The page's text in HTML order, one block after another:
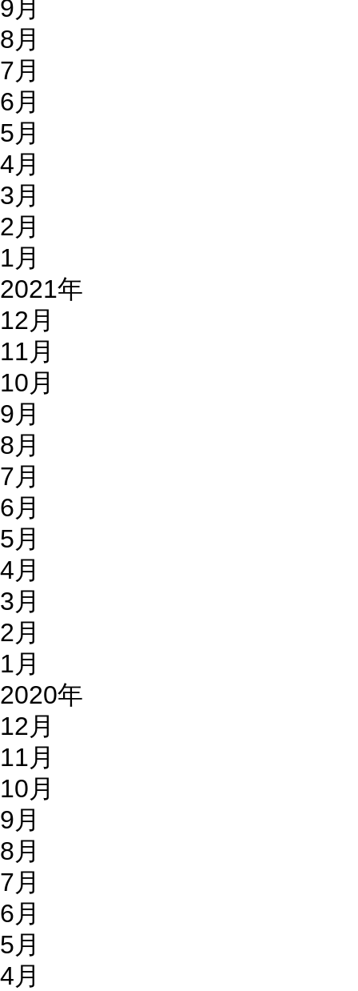
9月
8月
7月
6月
5月
4月
3月
2月
1月
2021年
12月
11月
10月
9月
8月
7月
6月
5月
4月
3月
2月
1月
2020年
12月
11月
10月
9月
8月
7月
6月
5月
4月